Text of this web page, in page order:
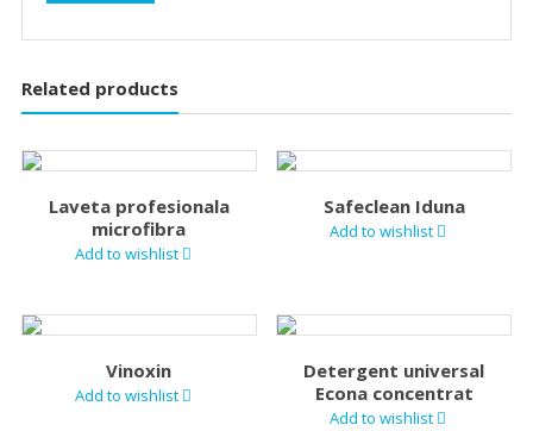
Related products
Laveta profesionala
microfibra
Add to wishlist
Safeclean Iduna
Add to wishlist
Vinoxin
Add to wishlist
Detergent universal
Econa concentrat
Add to wishlist